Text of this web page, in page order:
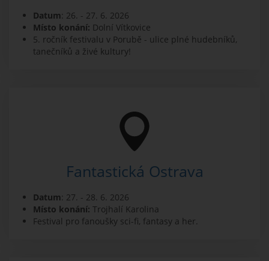
Datum: 26. - 27. 6. 2026
Místo konání: Dolní Vítkovice
5. ročník festivalu v Porubě - ulice plné hudebníků,
tanečníků a živé kultury!
Fantastická Ostrava
Datum: 27. - 28. 6. 2026
Místo konání: Trojhalí Karolina
Festival pro fanoušky sci-fi, fantasy a her.